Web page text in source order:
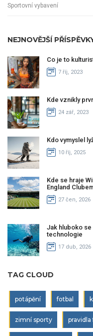
Sportovní vybavení
NEJNOVĚJŠÍ
Co je to
7 říj, 2023
Kde vznikly
24 zář, 2023
Kdo vymyslel
10 říj, 2025
Kde se hraje
England
27 čen, 2026
Jak hluboko se
technologie
17 dub, 2026
TAG CLOUD
potápění fotbal
zimní sporty pravidla